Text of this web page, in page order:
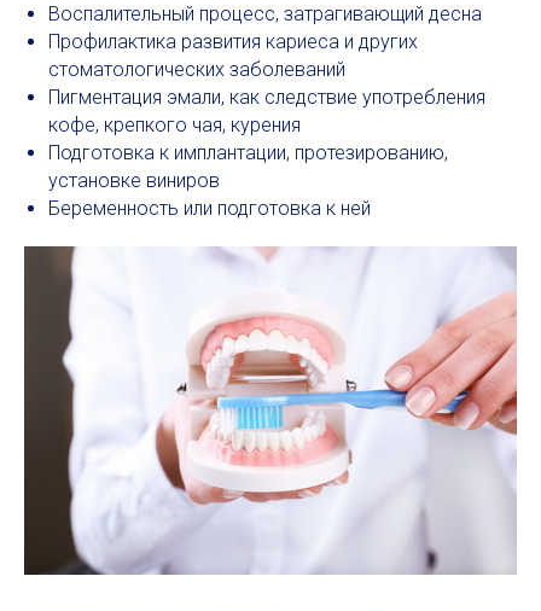
Воспалительный процесс, затрагивающий десна
Профилактика развития кариеса и других
стоматологических заболеваний
Пигментация эмали, как следствие употребления
кофе, крепкого чая, курения
Подготовка к имплантации, протезированию,
установке виниров
Беременность или подготовка к ней